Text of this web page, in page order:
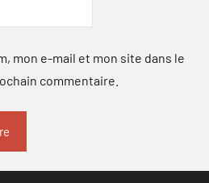
mon e-mail et mon site dans le
commentaire.